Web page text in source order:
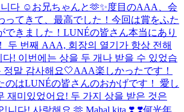
니다 ☺️ お兄ちゃんと🫶✨度目のAAA、会
ってきて、最高でした！今回は賞をふた
できました！LUNÉの皆さん本当にあり
두 번째 AAA, 회장의 열기가 항상 전해
! 이번에는 상을 두 개나 받을 수 있었습
말 감사해요🤍AAA楽しかったです！
のはLUNÉの皆さんのおかげです！ 愛し
재미있었어요! 두 가지 상을 받은 것은
니다! 사랑해요 🫶 Mahal kita ❣️ ❣️何光年